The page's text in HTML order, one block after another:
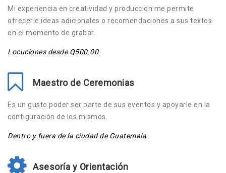
Mi experiencia en creatividad y producción me permite
ofrecerle ideas adicionales o recomendaciones a sus textos
en el momento de grabar.
Locuciones desde Q500.00
Maestro de Ceremonias
Es un gusto poder ser parte de sus eventos y apoyarle en la
configuración de los mismos.
Dentro y fuera de la ciudad de Guatemala
Asesoría y Orientación